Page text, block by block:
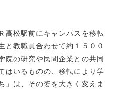
高松駅前にキャンパスを移転
と教職員合わせて約１５００
院の研究や民間企業との共同
はいるものの、移転により学
」は、その姿を大きく変えま